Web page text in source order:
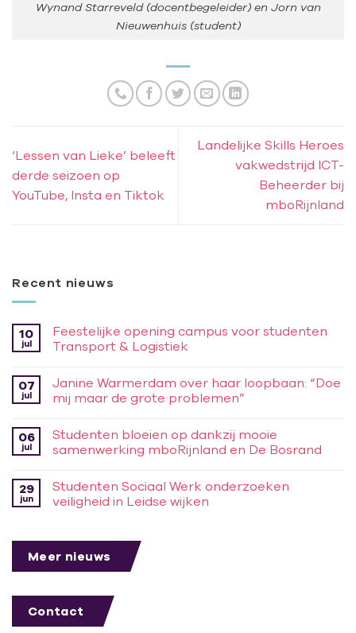
Wynand Starreveld (docentbegeleider) en Jorn van
Nieuwenhuis (student)
‘Lessen van Lieke’ beleeft
derde seizoen op
YouTube, Insta en Tiktok
Landelijke Skills Heroes
vakwedstrijd ICT-
Beheerder bij
mboRijnland
Recent nieuws
10
jul
Feestelijke opening campus voor studenten
Transport & Logistiek
07
jul
Janine Warmerdam over haar loopbaan: “Doe
mij maar de grote problemen”
06
jul
Studenten bloeien op dankzij mooie
samenwerking mboRijnland en De Bosrand
29
jun
Studenten Sociaal Werk onderzoeken
veiligheid in Leidse wijken
Meer nieuws
Contact